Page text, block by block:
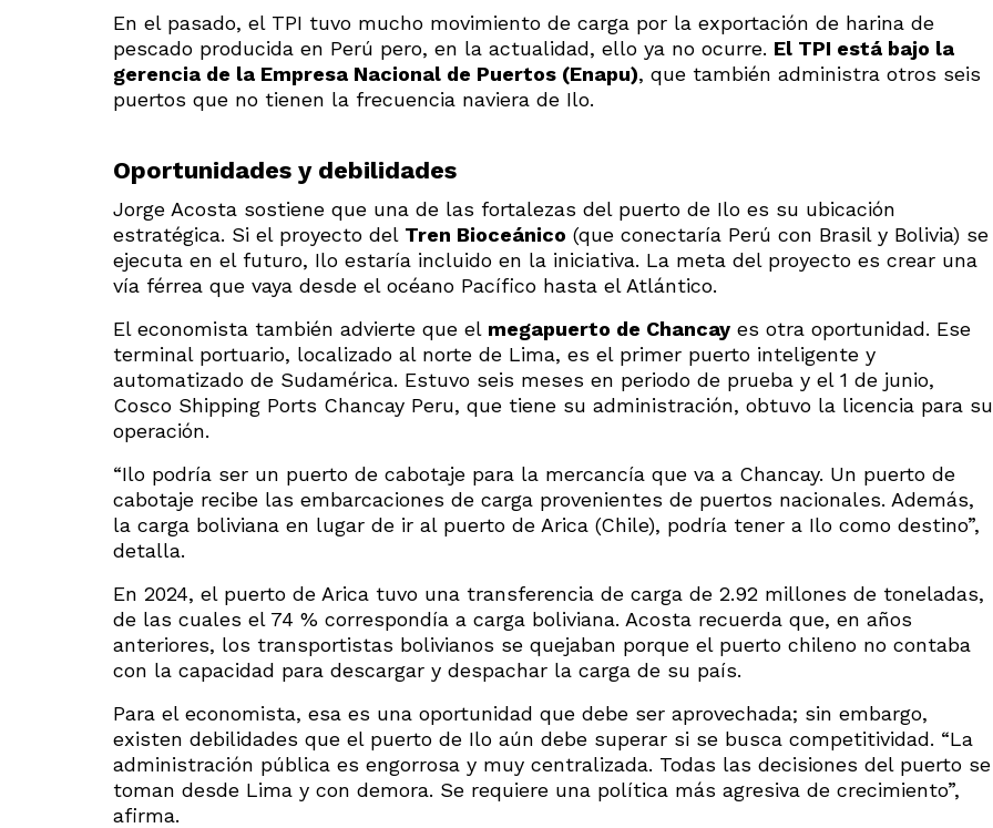
En el pasado, el TPI tuvo mucho movimiento de carga por la exportación de harina de
pescado producida en Perú pero, en la actualidad, ello ya no ocurre. El TPI está bajo la
gerencia de la Empresa Nacional de Puertos (Enapu), que también administra otros seis
puertos que no tienen la frecuencia naviera de Ilo.
Oportunidades y debilidades
Jorge Acosta sostiene que una de las fortalezas del puerto de Ilo es su ubicación
estratégica. Si el proyecto del Tren Bioceánico (que conectaría Perú con Brasil y Bolivia) se
ejecuta en el futuro, Ilo estaría incluido en la iniciativa. La meta del proyecto es crear una
vía férrea que vaya desde el océano Pacífico hasta el Atlántico.
El economista también advierte que el megapuerto de Chancay es otra oportunidad. Ese
terminal portuario, localizado al norte de Lima, es el primer puerto inteligente y
automatizado de Sudamérica. Estuvo seis meses en periodo de prueba y el 1 de junio,
Cosco Shipping Ports Chancay Peru, que tiene su administración, obtuvo la licencia para su
operación.
“Ilo podría ser un puerto de cabotaje para la mercancía que va a Chancay. Un puerto de
cabotaje recibe las embarcaciones de carga provenientes de puertos nacionales. Además,
la carga boliviana en lugar de ir al puerto de Arica (Chile), podría tener a Ilo como destino”,
detalla.
En 2024, el puerto de Arica tuvo una transferencia de carga de 2.92 millones de toneladas,
de las cuales el 74 % correspondía a carga boliviana. Acosta recuerda que, en años
anteriores, los transportistas bolivianos se quejaban porque el puerto chileno no contaba
con la capacidad para descargar y despachar la carga de su país.
Para el economista, esa es una oportunidad que debe ser aprovechada; sin embargo,
existen debilidades que el puerto de Ilo aún debe superar si se busca competitividad. “La
administración pública es engorrosa y muy centralizada. Todas las decisiones del puerto se
toman desde Lima y con demora. Se requiere una política más agresiva de crecimiento”,
afirma.